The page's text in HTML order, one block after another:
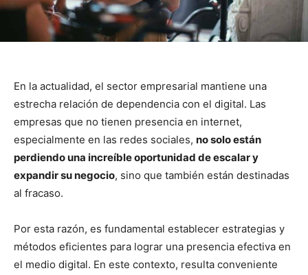
En la actualidad, el sector empresarial mantiene una
estrecha relación de dependencia con el digital. Las
empresas que no tienen presencia en internet,
especialmente en las redes sociales, no solo están
perdiendo una increíble oportunidad de escalar y
expandir su negocio, sino que también están destinadas
al fracaso.
Por esta razón, es fundamental establecer estrategias y
métodos eficientes para lograr una presencia efectiva en
el medio digital. En este contexto, resulta conveniente